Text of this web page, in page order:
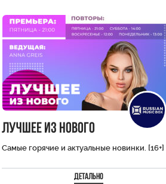
Лучшее из нового
Самые горячие и актуальные новинки. [16+]
Детально